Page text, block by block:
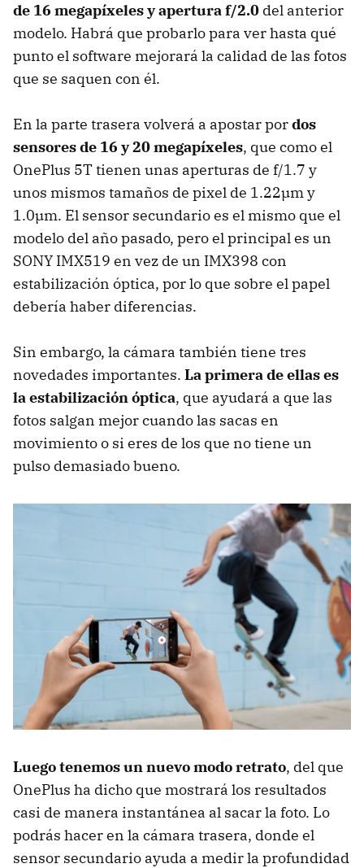
de 16 megapíxeles y apertura f/2.0 del anterior
modelo. Habrá que probarlo para ver hasta qué
punto el software mejorará la calidad de las fotos
que se saquen con él.
En la parte trasera volverá a apostar pordos
sensores de 16 y 20 megapíxeles, que como el
OnePlus 5T tienen unas aperturas de f/1.7 y
unos mismos tamaños de pixel de 1.22µm y
1.0µm. El sensor secundario es el mismo que el
modelo del año pasado, pero el principal es un
SONY IMX519 en vez de un IMX398 con
estabilización óptica, por lo que sobre el papel
debería haber diferencias.
Sin embargo, la cámara también tiene tres
novedades importantes. La primera de ellas es
la estabilización óptica, que ayudará a que las
fotos salgan mejor cuando las sacas en
movimiento o si eres de los que no tiene un
pulso demasiado bueno.
Luego tenemos un nuevo modo retrato, del que
OnePlus ha dicho que mostrará los resultados
casi de manera instantánea al sacar la foto. Lo
podrás hacer en la cámara trasera, donde el
sensor secundario ayuda a medir la profundidad